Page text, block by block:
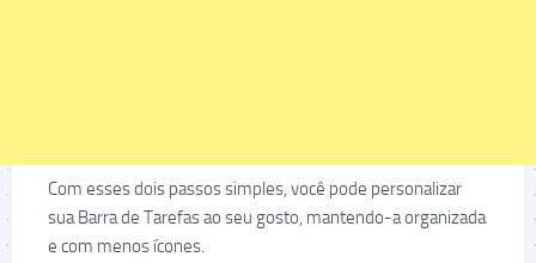
Com esses dois passos simples, você pode personalizar
sua Barra de Tarefas ao seu gosto, mantendo-a organizada
e com menos ícones.